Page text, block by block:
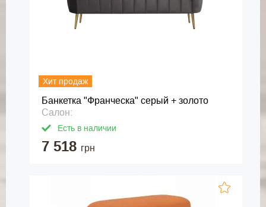
Хит продаж
Банкетка "Франческа" серый + золото
Салон:
Есть в наличии
7 518 грн